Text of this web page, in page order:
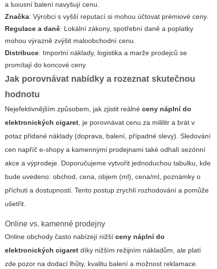
a luxusní balení navyšují cenu.
Značka: Výrobci s vyšší reputací si mohou účtovat prémiové ceny.
Regulace a daně: Lokální zákony, spotřební daně a poplatky
mohou výrazně zvýšit maloobchodní cenu.
Distribuce: Importní náklady, logistika a marže prodejců se
promítají do koncové ceny.
Jak porovnávat nabídky a rozeznat skutečnou
hodnotu
Nejefektivnějším způsobem, jak zjistit reálné ceny náplní do
elektronických cigaret, je porovnávat cenu za mililitr a brát v
potaz přidané náklady (doprava, balení, případné slevy). Sledování
cen napříč e-shopy a kamennými prodejnami také odhalí sezónní
akce a výprodeje. Doporučujeme vytvořit jednoduchou tabulku, kde
bude uvedeno: obchod, cena, objem (ml), cena/ml, poznámky o
příchuti a dostupnosti. Tento postup zrychlí rozhodování a pomůže
ušetřit.
Online vs. kamenné prodejny
Online obchody často nabízejí nižší ceny náplní do
elektronických cigaret díky nižším režijním nákladům, ale platí
zde pozor na dodací lhůty, kvalitu balení a možnost reklamace.